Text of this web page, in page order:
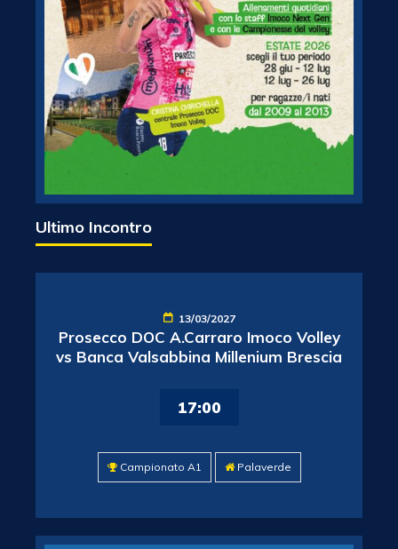
Ultimo Incontro
13/03/2027
Prosecco DOC A.Carraro Imoco Volley
vs Banca Valsabbina Millenium Brescia
17:00
Campionato A1 Palaverde